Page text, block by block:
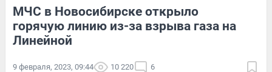
МЧС в Новосибирске открыло
горячую линию из-за взрыва газа на
Линейной
9 февраля, 2023, 09:44 10 220 6